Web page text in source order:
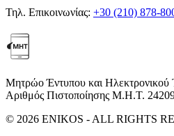
Τηλ. Επικοινωνίας: +30 (210) 878-
Μητρώο Έντυπου και Ηλεκτρονικού
Αριθμός Πιστοποίησης Μ.Η.Τ.
© 2026 ENIKOS - ALL RIGHTS